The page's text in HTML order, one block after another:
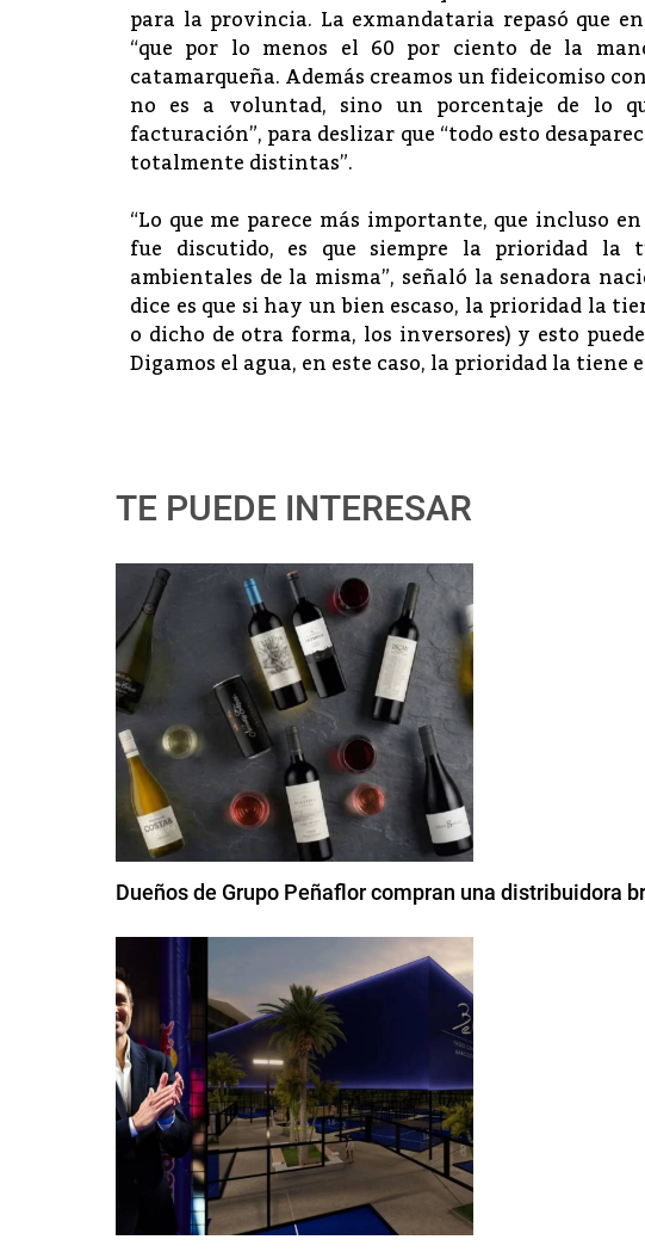
para la provincia. La exmandataria repasó que
“que por lo menos el 60 por ciento de la
catamarqueña. Además creamos un fideicomiso
no es a voluntad, sino un porcentaje de lo
facturación”, para deslizar que “todo esto
totalmente distintas”.
“Lo que me parece más importante, que incluso
fue discutido, es que siempre la prioridad la
ambientales de la misma”, señaló la senadora
dice es que si hay un bien escaso, la prioridad la
o dicho de otra forma, los inversores) y esto
Digamos el agua, en este caso, la prioridad la tiene
TE PUEDE INTERESAR
Dueños de Grupo Peñaflor compran una distribuidora